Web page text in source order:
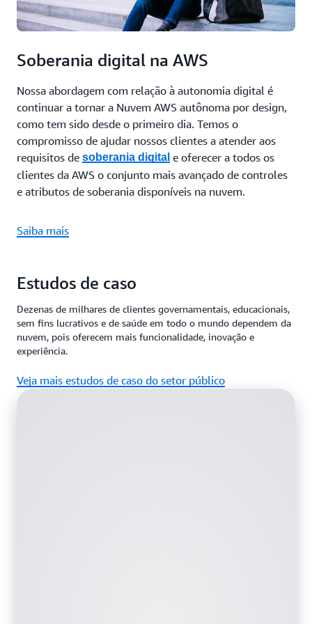
Soberania digital na AWS
Nossa abordagem com relação à autonomia digital é
continuar a tornar a Nuvem AWS autônoma por design,
como tem sido desde o primeiro dia. Temos o
compromisso de ajudar nossos clientes a atender aos
requisitos de soberania digital e oferecer a todos os
clientes da AWS o conjunto mais avançado de controles
e atributos de soberania disponíveis na nuvem.
Saiba mais
Estudos de caso
Dezenas de milhares de clientes governamentais, educacionais,
sem fins lucrativos e de saúde em todo o mundo dependem da
nuvem, pois oferecem mais funcionalidade, inovação e
experiência.
Veja mais estudos de caso do setor público